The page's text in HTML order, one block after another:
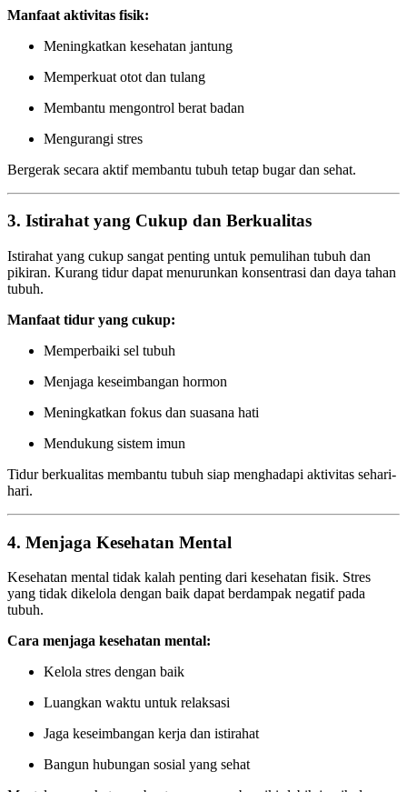
Manfaat aktivitas fisik:
Meningkatkan kesehatan jantung
Memperkuat otot dan tulang
Membantu mengontrol berat badan
Mengurangi stres
Bergerak secara aktif membantu tubuh tetap bugar dan sehat.
3. Istirahat yang Cukup dan Berkualitas
Istirahat yang cukup sangat penting untuk pemulihan tubuh dan
pikiran. Kurang tidur dapat menurunkan konsentrasi dan daya tahan
tubuh.
Manfaat tidur yang cukup:
Memperbaiki sel tubuh
Menjaga keseimbangan hormon
Meningkatkan fokus dan suasana hati
Mendukung sistem imun
Tidur berkualitas membantu tubuh siap menghadapi aktivitas sehari-
hari.
4. Menjaga Kesehatan Mental
Kesehatan mental tidak kalah penting dari kesehatan fisik. Stres
yang tidak dikelola dengan baik dapat berdampak negatif pada
tubuh.
Cara menjaga kesehatan mental:
Kelola stres dengan baik
Luangkan waktu untuk relaksasi
Jaga keseimbangan kerja dan istirahat
Bangun hubungan sosial yang sehat